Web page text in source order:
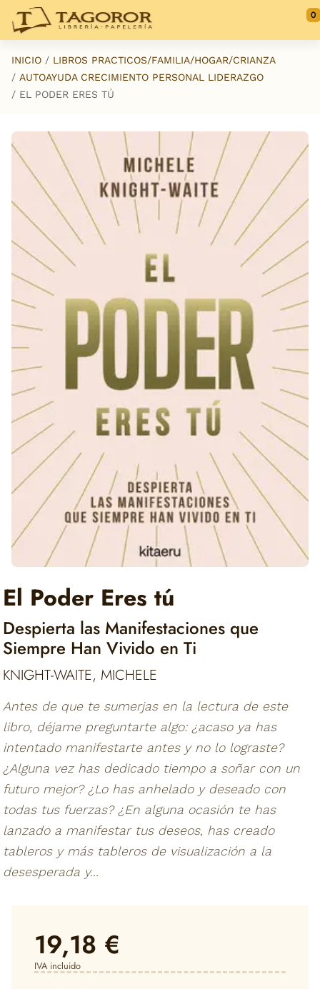
Saltar al contenido principal
0
INICIO
LIBROS PRACTICOS/FAMILIA/HOGAR/CRIANZA
AUTOAYUDA CRECIMIENTO PERSONAL LIDERAZGO
EL PODER ERES TÚ
El Poder Eres tú
Despierta las Manifestaciones que
Siempre Han Vivido en Ti
KNIGHT-WAITE, MICHELE
Antes de que te sumerjas en la lectura de este
libro, déjame preguntarte algo: ¿acaso ya has
intentado manifestarte antes y no lo lograste?
¿Alguna vez has dedicado tiempo a soñar con un
futuro mejor? ¿Lo has anhelado y deseado con
todas tus fuerzas? ¿En alguna ocasión te has
lanzado a manifestar tus deseos, has creado
tableros y más tableros de visualización a la
desesperada y...
19,18 €
IVA incluido